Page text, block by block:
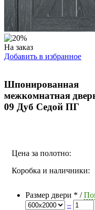
На заказ
Добавить в избранное
Шпонированная
межкомнатная
09 Дуб Седой ПГ
Цена за полотно:
Коробка и наличники:
Размер двери * /
–